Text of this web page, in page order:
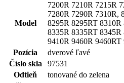
Model
7200R 7210R 7215R
7280R 7290R 7310R,
8295R 8295RT
8335R 8335RT
9410R 9460R
Pozícia
dverové ľavé
Číslo skla
97531
Odtieň
tonované do zelena